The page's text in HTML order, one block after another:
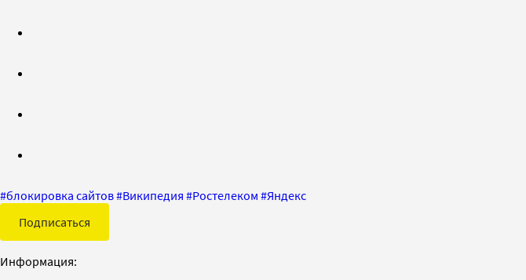
#блокировка сайтов#Википедия #Ростелеком #Яндекс
Подписаться
Информация: